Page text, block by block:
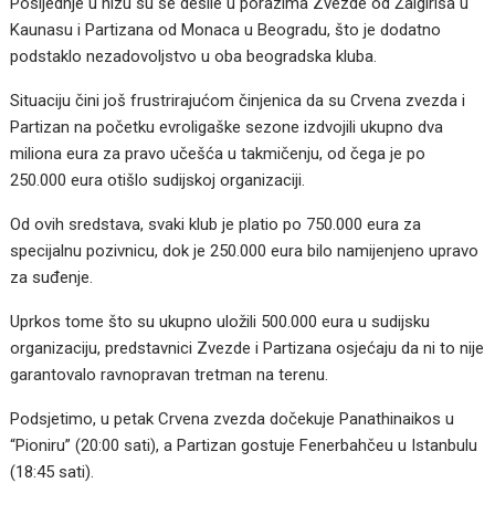
Kaunasu i Partizana od Monaca u Beogradu, što je dodatno
podstaklo nezadovoljstvo u oba beogradska kluba.
Situaciju čini još frustrirajućom činjenica da su Crvena zvezda i
Partizan na početku evroligaške sezone izdvojili ukupno dva
miliona eura za pravo učešća u takmičenju, od čega je po
250.000 eura otišlo sudijskoj organizaciji.
Od ovih sredstava, svaki klub je platio po 750.000 eura za
specijalnu pozivnicu, dok je 250.000 eura bilo namijenjeno upravo
za suđenje.
Uprkos tome što su ukupno uložili 500.000 eura u sudijsku
organizaciju, predstavnici Zvezde i Partizana osjećaju da ni to nije
garantovalo ravnopravan tretman na terenu.
Podsjetimo, u petak Crvena zvezda dočekuje Panathinaikos u
“Pioniru” (20:00 sati), a Partizan gostuje Fenerbahčeu u Istanbulu
(18:45 sati).